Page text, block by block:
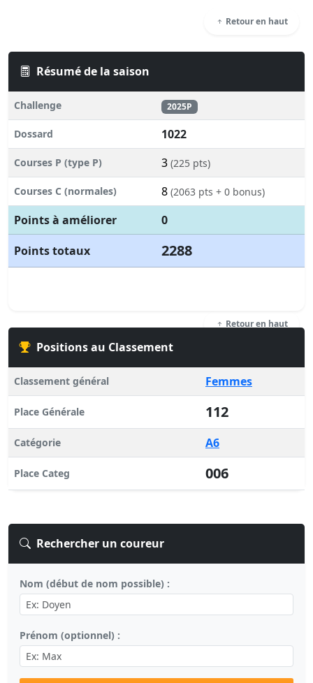
Retour en haut
Résumé de la saison
Challenge 2025P
Dossard 1022
Courses P (type P) 3 (225 pts)
Courses C (normales) 8 (2063 pts + 0 bonus)
Points à améliorer
0
Points totaux
2288
Retour en haut
Positions au Classement
Classement général Femmes
Place Générale 112
Catégorie A6
Place Categ 006
Rechercher un coureur
Nom (début de nom possible) :
Prénom (optionnel) :